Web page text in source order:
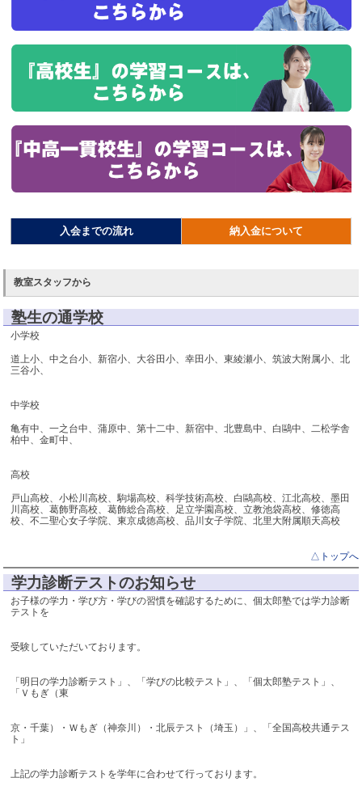
入会までの流れ 納入金について
教室スタッフから
塾生の通学校
小学校
道上小、中之台小、新宿小、大谷田小、幸田小、東綾瀬小、筑波大附属小、北
三谷小、
中学校
亀有中、一之台中、蒲原中、第十二中、新宿中、北豊島中、白鷗中、二松学舎
柏中、金町中、
高校
戸山高校、小松川高校、駒場高校、科学技術高校、白鷗高校、江北高校、墨田
川高校、葛飾野高校、葛飾総合高校、足立学園高校、立教池袋高校、修徳高
校、不二聖心女子学院、東京成徳高校、品川女子学院、北里大附属順天高校
△トップへ
学力診断テストのお知らせ
お子様の学力・学び方・学びの習慣を確認するために、個太郎塾では学力診断
テストを
受験していただいております。
「明日の学力診断テスト」、「学びの比較テスト」、「個太郎塾テスト」、
「Ｖもぎ（東
京・千葉）・Ｗもぎ（神奈川）・北辰テスト（埼玉）」、「全国高校共通テス
ト」
上記の学力診断テストを学年に合わせて行っております。